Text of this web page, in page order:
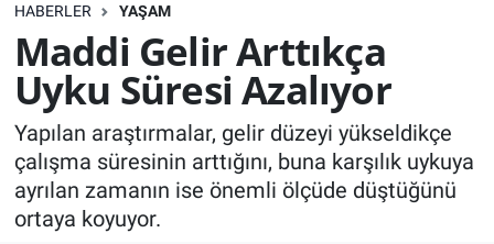
HABERLER YAŞAM
Maddi Gelir Arttıkça
Uyku Süresi Azalıyor
Yapılan araştırmalar, gelir düzeyi yükseldikçe
çalışma süresinin arttığını, buna karşılık uykuya
ayrılan zamanın ise önemli ölçüde düştüğünü
ortaya koyuyor.
EKONOMİ
Bilim, teknoloji
GENEL
KÜLTÜR-SANAT